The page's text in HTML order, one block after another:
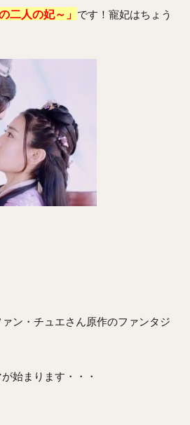
二人の妃～」 です！寵妃はちょう
ン・チュエさん原作のファンタジ
始まります・・・